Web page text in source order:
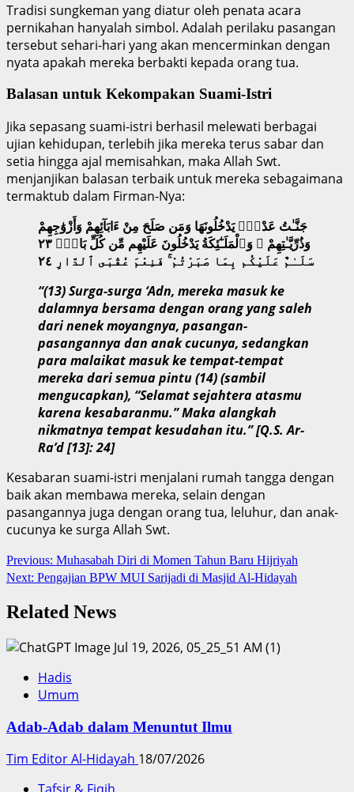
Tradisi sungkeman yang diatur oleh penata acara
pernikahan hanyalah simbol. Adalah perilaku pasangan
tersebut sehari-hari yang akan mencerminkan dengan
nyata apakah mereka berbakti kepada orang tua.
Balasan untuk Kekompakan Suami-Istri
Jika sepasang suami-istri berhasil melewati berbagai
ujian kehidupan, terlebih jika mereka terus sabar dan
setia hingga ajal memisahkan, maka Allah Swt.
menjanjikan balasan terbaik untuk mereka sebagaimana
termaktub dalam Firman-Nya:
جَنَّـٰتُ عَدْنٍۢ يَدْخُلُونَهَا وَمَن صَلَحَ مِنْ ءَابَآئِهِمْ وَأَزْوَٰجِهِمْ
وَذُرِّيَّـٰتِهِمْ ۖ وَٱلْمَلَـٰٓئِكَةُ يَدْخُلُونَ عَلَيْهِم مِّن كُلِّ بَابٍۢ ٢٣
سَلَـٰمٌ عَلَيْكُم بِمَا صَبَرْتُمْ ۚ فَنِعْمَ عُقْبَى ٱلدَّارِ ٢٤
“(13) Surga-surga ‘Adn, mereka masuk ke
dalamnya bersama dengan orang yang saleh
dari nenek moyangnya, pasangan-
pasangannya dan anak cucunya, sedangkan
para malaikat masuk ke tempat-tempat
mereka dari semua pintu(14)(sambil
mengucapkan), “Selamat sejahtera atasmu
karena kesabaranmu.” Maka alangkah
nikmatnya tempat kesudahan itu.”[Q.S. Ar-
Ra’d [13]: 24]
Kesabaran suami-istri menjalani rumah tangga dengan
baik akan membawa mereka, selain dengan
pasangannya juga dengan orang tua, leluhur, dan anak-
cucunya ke surga Allah Swt.
Continue
Reading
Previous: Muhasabah Diri di Momen Tahun Baru Hijriyah
Next: Pengajian BPW MUI Sarijadi di Masjid Al-Hidayah
Related News
Hadis
Umum
Adab-Adab dalam Menuntut Ilmu
Tim Editor Al-Hidayah 18/07/2026